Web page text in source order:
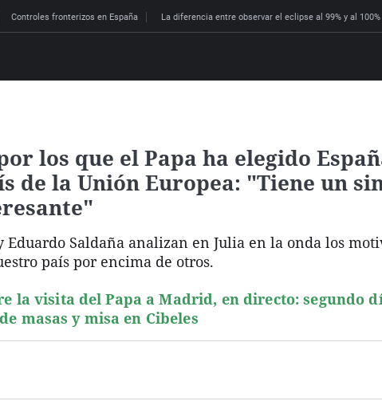
Controles fronterizos en España La diferencia entre observar el eclipse al 99% y al 100%
los que el Papa ha elegido
de la Unión Europea: "Tiene un
Eduardo Saldaña analizan en Julia en la onda los
país por encima de otros.
la visita del Papa a Madrid, en directo: segundo
masas y misa en Cibeles